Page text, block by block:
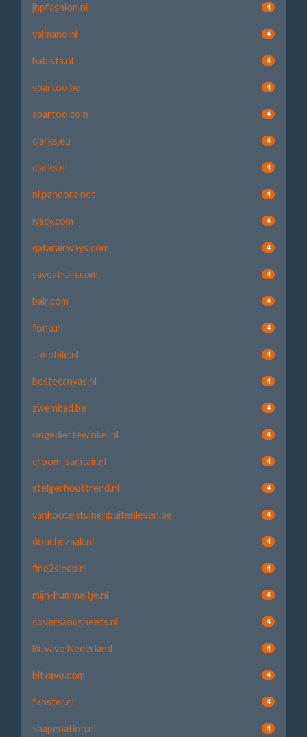
jhpfashion.nl 4
valmano.nl 4
babista.nl 4
spartoo.be 4
spartoo.com 4
clarks.eu 4
clarks.nl 4
nl.pandora.net 4
ivacy.com 4
qatarairways.com 4
saveatrain.com 4
balr.com 4
fonu.nl 4
t-mobile.nl 4
bestecanvas.nl 4
zwembad.be 4
ongediertewinkel.nl 4
croom-sanitair.nl 4
steigerhouttrend.nl 4
vankootentuinenbuitenleven.be 4
douchezaak.nl 4
fine2sleep.nl 4
mijn-hummeltje.nl 4
coversandsheets.nl 4
Bitvavo Nederland 4
bitvavo.com 4
fanster.nl 4
shapenation.nl 4